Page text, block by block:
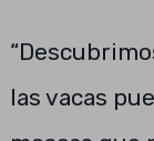
las vacas